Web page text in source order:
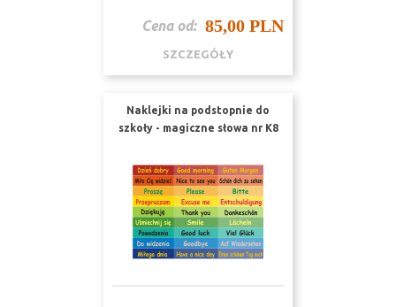
Cena od: 85,00 PLN
SZCZEGÓŁY
Naklejki na podstopnie do
szkoły - magiczne słowa nr K8